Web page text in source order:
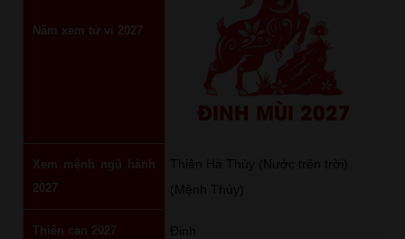
Năm xem tử vi 2027
ĐINH MÙI 2027
Xem mệnh ngũ hành
2027
Thiên Hà Thủy (Nước trên trời)
(Mệnh Thủy)
Thiên can 2027 Đinh